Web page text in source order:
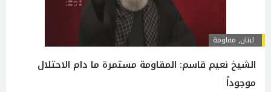
لبنان, مقاومة
الشيخ نعيم قاسم: المقاومة مستمرة ما دام الاحتلال
موجوداً